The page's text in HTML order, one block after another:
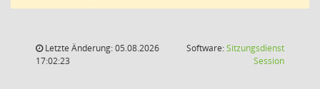
Letzte Änderung: 05.08.2026
17:02:23
Software:Sitzungsdienst
Session(Wird in